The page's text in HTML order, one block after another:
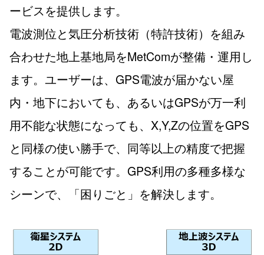
ービスを提供します。
電波測位と気圧分析技術（特許技術）を組み
合わせた地上基地局をMetComが整備・運用し
ます。ユーザーは、GPS電波が届かない屋
内・地下においても、あるいはGPSが万一利
用不能な状態になっても、X,Y,Zの位置をGPS
と同様の使い勝手で、同等以上の精度で把握
することが可能です。GPS利用の多種多様な
シーンで、「困りごと」を解決します。